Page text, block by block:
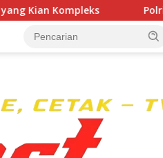
Polri Kerahkan 372 Taruna